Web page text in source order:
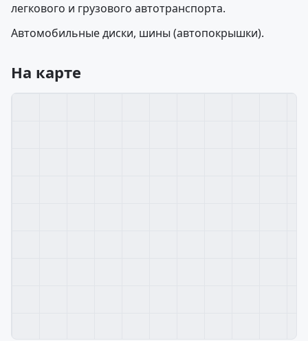
легкового и грузового автотранспорта.
Автомобильные диски, шины (автопокрышки).
На карте